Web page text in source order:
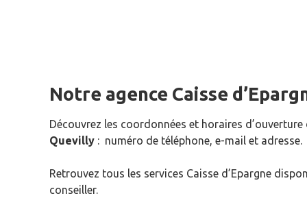
Notre agence Caisse
Découvrez les coordonnées et horaires d’ouverture
Quevilly : numéro de téléphone, e-mail et adresse.
Retrouvez tous les services Caisse d’Epargne
conseiller.